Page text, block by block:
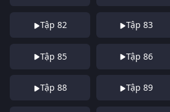
Tập 82 Tập 83
Tập 85 Tập 86
Tập 88 Tập 89